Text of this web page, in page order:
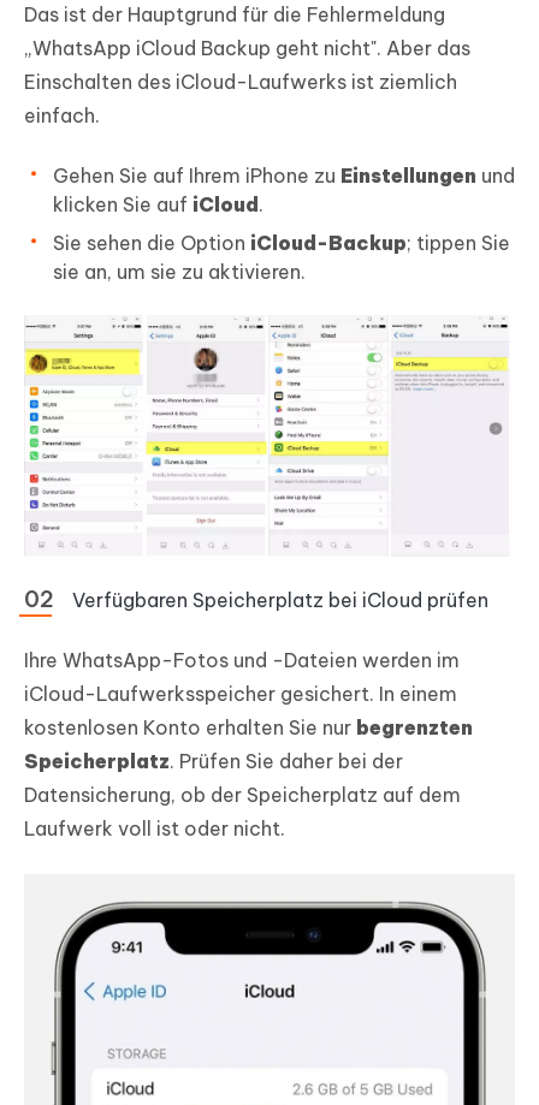
Das ist der Hauptgrund für die Fehlermeldung
„WhatsApp iCloud Backup geht nicht". Aber das
Einschalten des iCloud-Laufwerks ist ziemlich
einfach.
Gehen Sie auf Ihrem iPhone zu Einstellungen und
klicken Sie auf iCloud.
Sie sehen die Option iCloud-Backup; tippen Sie
sie an, um sie zu aktivieren.
Verfügbaren Speicherplatz bei iCloud prüfen
Ihre WhatsApp-Fotos und -Dateien werden im
iCloud-Laufwerksspeicher gesichert. In einem
kostenlosen Konto erhalten Sie nur begrenzten
Speicherplatz. Prüfen Sie daher bei der
Datensicherung, ob der Speicherplatz auf dem
Laufwerk voll ist oder nicht.